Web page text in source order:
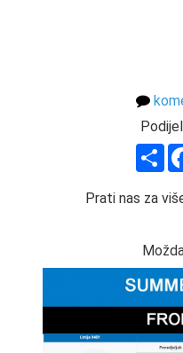
Prati nas za